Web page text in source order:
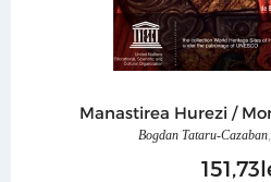
Manastirea Hurezi /
Bogdan Tataru-Cazaban,
151 73